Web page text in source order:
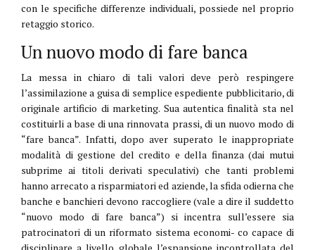
con le specifiche differenze individuali, possiede nel proprio
retaggio storico.
Un nuovo modo di fare banca
La messa in chiaro di tali valori deve però respingere
l’assimilazione a guisa di semplice espediente pubblicitario, di
originale artificio di marketing. Sua autentica finalità sta nel
costituirli a base di una rinnovata prassi, di un nuovo modo di
“fare banca”. Infatti, dopo aver superato le inappropriate
modalità di gestione del credito e della finanza (dai mutui
subprime ai titoli derivati speculativi) che tanti problemi
hanno arrecato a risparmiatori ed aziende, la sfida odierna che
banche e banchieri devono raccogliere (vale a dire il suddetto
“nuovo modo di fare banca”) si incentra sull’essere sia
patrocinatori di un riformato sistema economi- co capace di
disciplinare a livello globale l’espansione incontrollata del